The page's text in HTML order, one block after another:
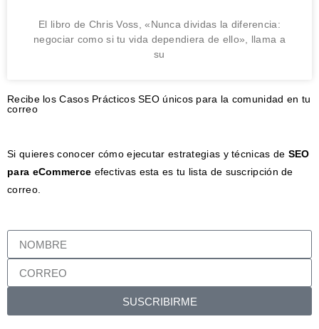
El libro de Chris Voss, «Nunca dividas la diferencia:
negociar como si tu vida dependiera de ello», llama a
su
Recibe los Casos Prácticos SEO únicos para la comunidad en tu
correo
Si quieres conocer cómo ejecutar estrategias y técnicas de SEO
para eCommerce efectivas esta es tu lista de suscripción de
correo.
SUSCRIBIRME